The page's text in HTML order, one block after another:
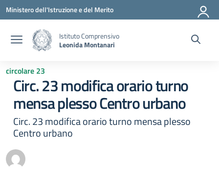
Vai ai contenuti
Vai al menu di navigazione
Vai al footer
Ministero dell'Istruzione e del Merito
Istituto Comprensivo
Leonida Montanari
circolare 23
Circ. 23 modifica orario turno
mensa plesso Centro urbano
Circ. 23 modifica orario turno mensa plesso
Centro urbano